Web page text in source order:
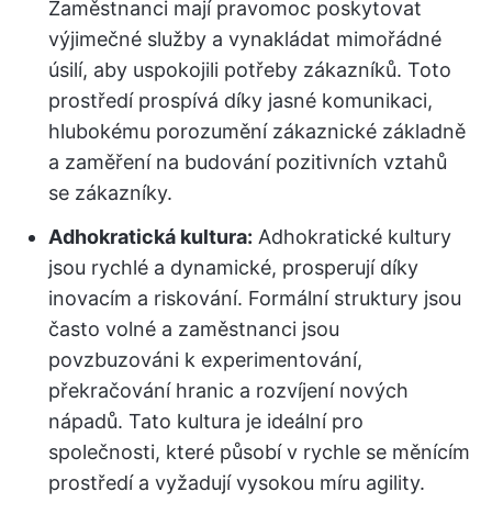
Zaměstnanci mají pravomoc poskytovat
výjimečné služby a vynakládat mimořádné
úsilí, aby uspokojili potřeby zákazníků. Toto
prostředí prospívá díky jasné komunikaci,
hlubokému porozumění zákaznické základně
a zaměření na budování pozitivních vztahů
se zákazníky.
Adhokratická kultura: Adhokratické kultury
jsou rychlé a dynamické, prosperují díky
inovacím a riskování. Formální struktury jsou
často volné a zaměstnanci jsou
povzbuzováni k experimentování,
překračování hranic a rozvíjení nových
nápadů. Tato kultura je ideální pro
společnosti, které působí v rychle se měnícím
prostředí a vyžadují vysokou míru agility.